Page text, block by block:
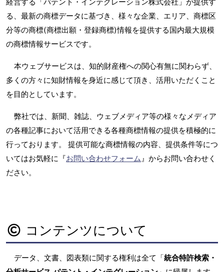
経営する「パテント・インテグレーション株式会社」が提供す
る、最新の商標データに基づき、様々な企業、エリア、商標区
分等の商標(商標出願・登録商標)情報を提供する国内最大規模
の商標情報サービスです。
本ウェブサービスは、知的財産権への関心有無に関わらず、
多くの方々に知財情報を身近に感じて頂き、活用いただくこと
を目的としています。
弊社では、新聞、雑誌、ウェブメディア等の様々なメディア
の各種記事において活用できる各種商標情報の提供を積極的に
行っております。 提供可能な商標情報の内容、提供条件等につ
いてはお気軽に『お問い合わせフォーム』からお問い合わせく
ださい。
コンテンツについて
データ、文書、図表類に関する権利は全て「統合特許検索・